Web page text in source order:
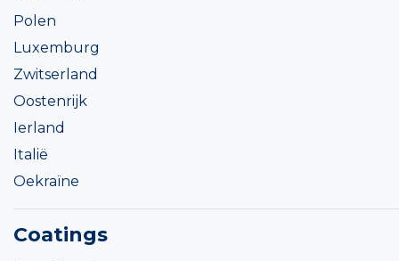
Polen
Luxemburg
Zwitserland
Oostenrijk
Ierland
Italië
Oekraïne
Coatings